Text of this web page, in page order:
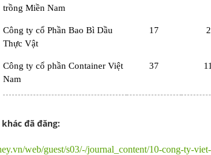
trồng Miền Nam
Công ty cổ Phần Bao Bì Dầu
Thực Vật
17 2
Công ty cổ phần Container Việt
Nam
37 11
đã đăng:
web/guest/s03/-/journal_content/10-cong-ty-